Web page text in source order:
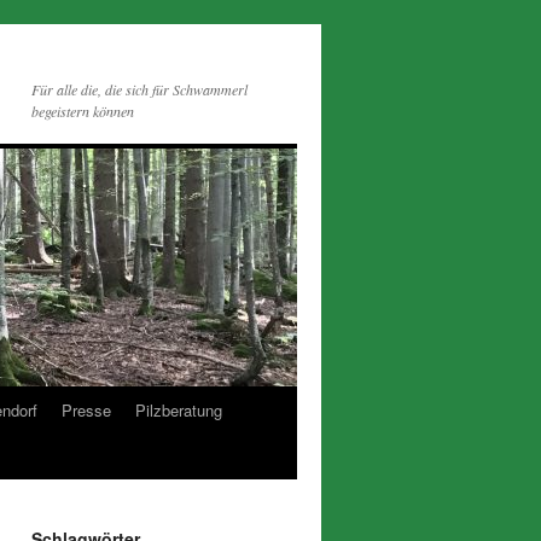
Für alle die, die sich für Schwammerl
begeistern können
Presse Pilzberatung